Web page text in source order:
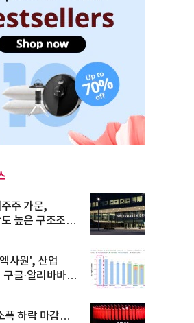
주 가문,
높은 구조조정
사원', 산업
글·알리바바
폭 하락 마감…